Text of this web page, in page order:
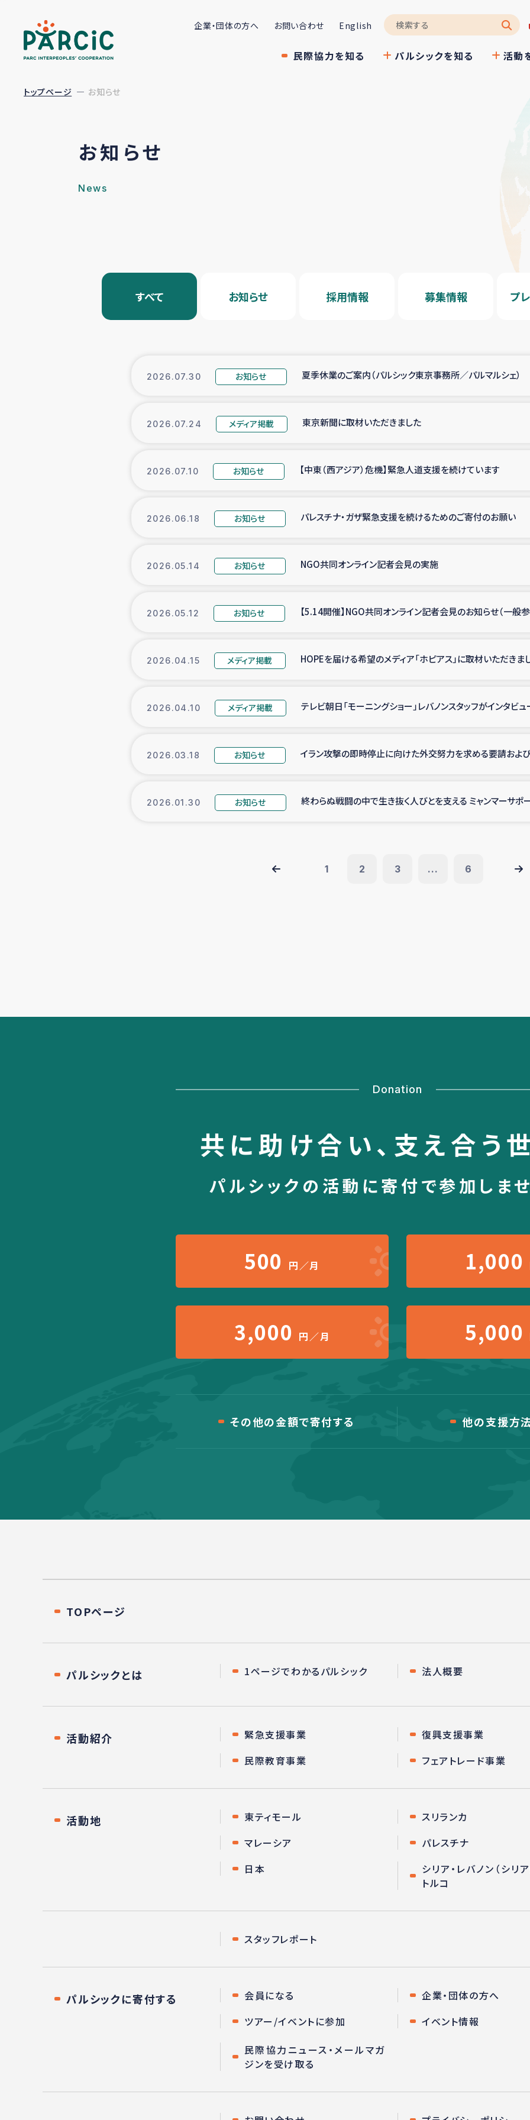
企業・団体の方へ お問い合わせ English
民際協力を知る パルシックを知る 活動
トップページ お知らせ
お知らせ
News
すべて お知らせ 採用情報 募集情報 プ
2026.07.30 お知らせ 夏季休業のご案内（パルシック東京事務所／パルマルシェ）
2026.07.24 メディア掲載 東京新聞に取材いただきました
2026.07.10 お知らせ 【中東（西アジア）危機】緊急人道支援を続けています
2026.06.18 お知らせ パレスチナ・ガザ緊急支援を続けるためのご寄付のお願い
2026.05.14 お知らせ NGO共同オンライン記者会見の実施
2026.05.12 お知らせ 【5.14開催】NGO共同オンライン記者会見のお知らせ（一般参
2026.04.15 メディア掲載 HOPEを届ける希望のメディア「ホピアス」に取材いただきま
2026.04.10 メディア掲載 テレビ朝日「モーニングショー」レバノンスタッフがインタビ
2026.03.18 お知らせ イラン攻撃の即時停止に向けた外交努力を求める要請およ
2026.01.30 お知らせ 終わらぬ戦闘の中で生き抜く人びとを支える ミャンマーサポ
1 2 3 ... 6
Donation
共に助け合い、 支え合う
パルシックの活動に寄付で参加しま
500 円／月 1,000
3,000 円／月 5,000
その他の金額で寄付する 他の支援方
TOPページ
パルシックとは 1ページでわかるパルシック 法人概要
活動紹介 緊急支援事業 復興支援事業
民際教育事業
フェアトレード事業
活動地 東ティモール スリランカ
マレーシア
パレスチナ
日本
シリア・レバノン（シリア
トルコ
スタッフレポート
パルシックに寄付する 会員になる 企業・団体の方へ
ツアー/イベントに参加
イベント情報
民際協力ニュース・メールマガ
ジンを受け取る